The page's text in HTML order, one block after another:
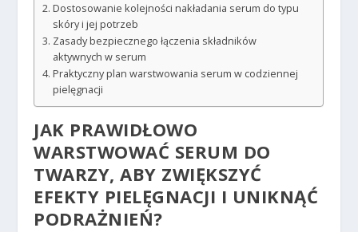
Dostosowanie kolejności nakładania serum do typu
skóry i jej potrzeb
Zasady bezpiecznego łączenia składników
aktywnych w serum
Praktyczny plan warstwowania serum w codziennej
pielęgnacji
JAK PRAWIDŁOWO
WARSTWOWAĆ SERUM DO
TWARZY, ABY ZWIĘKSZYĆ
EFEKTY PIELĘGNACJI I UNIKNĄĆ
PODRAŻNIEŃ?